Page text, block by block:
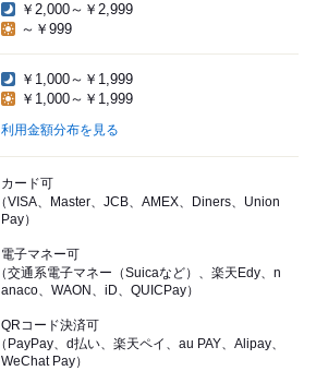
￥2,000～￥2,999
～￥999
￥1,000～￥1,999
￥1,000～￥1,999
利用金額分布を見る
カード可
（VISA、Master、JCB、AMEX、Diners、Union
Pay）
電子マネー可
（交通系電子マネー（Suicaなど）、楽天Edy、n
anaco、WAON、iD、QUICPay）
QRコード決済可
（PayPay、d払い、楽天ペイ、au PAY、Alipay、
WeChat Pay）